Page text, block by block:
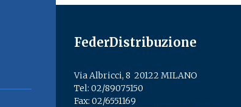
FederDistribuzione
Via Albricci, 8 ­ 20122 MILANO
Tel: 02/89075150
Fax: 02/6551169